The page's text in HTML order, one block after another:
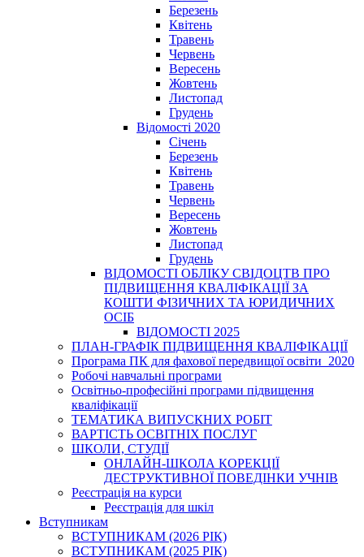
Березень
Квітень
Травень
Червень
Вересень
Жовтень
Листопад
Грудень
Відомості 2020
Січень
Березень
Квітень
Травень
Червень
Вересень
Жовтень
Листопад
Грудень
ВІДОМОСТІ ОБЛІКУ СВІДОЦТВ ПРО
ПІДВИЩЕННЯ КВАЛІФІКАЦІЇ ЗА
КОШТИ ФІЗИЧНИХ ТА ЮРИДИЧНИХ
ОСІБ
ВІДОМОСТІ 2025
ПЛАН-ГРАФІК ПІДВИЩЕННЯ КВАЛІФІКАЦІЇ
Програма ПК для фахової передвищої освіти_2020
Робочі навчальні програми
Освітньо-професійні програми підвищення
кваліфікації
ТЕМАТИКА ВИПУСКНИХ РОБІТ
ВАРТІСТЬ ОСВІТНІХ ПОСЛУГ
ШКОЛИ, СТУДІЇ
ОНЛАЙН-ШКОЛА КОРЕКЦІЇ
ДЕСТРУКТИВНОЇ ПОВЕДІНКИ УЧНІВ
Реєстрація на курси
Реєстрація для шкіл
Вступникам
ВСТУПНИКАМ (2026 РІК)
ВСТУПНИКАМ (2025 РІК)